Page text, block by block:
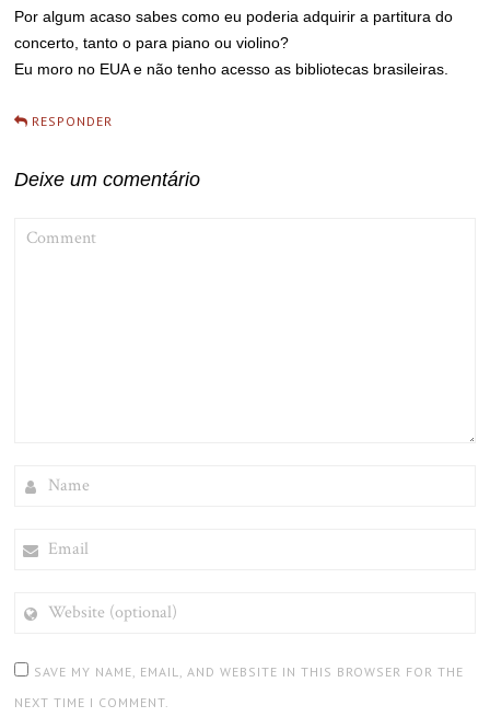
Por algum acaso sabes como eu poderia adquirir a partitura do
concerto, tanto o para piano ou violino?
Eu moro no EUA e não tenho acesso as bibliotecas brasileiras.
RESPONDER
Deixe um comentário
(OPTIONAL)
SAVE MY NAME, EMAIL, AND WEBSITE IN THIS BROWSER FOR THE
NEXT TIME I COMMENT.